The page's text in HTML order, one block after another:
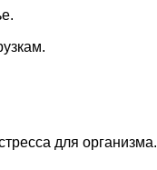
для организма.